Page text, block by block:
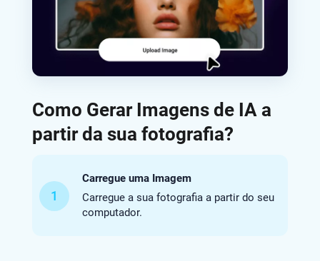
Como Gerar Imagens de IA a
partir da sua fotografia?
1
Carregue uma Imagem
Carregue a sua fotografia a partir do seu
computador.